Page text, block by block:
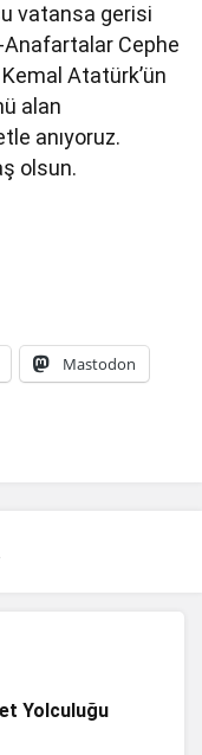
vatansa gerisi
-Anafartalar Cephe
Atatürk’ün
alan
anıyoruz.
olsun.
Mastodon
Yolculuğu